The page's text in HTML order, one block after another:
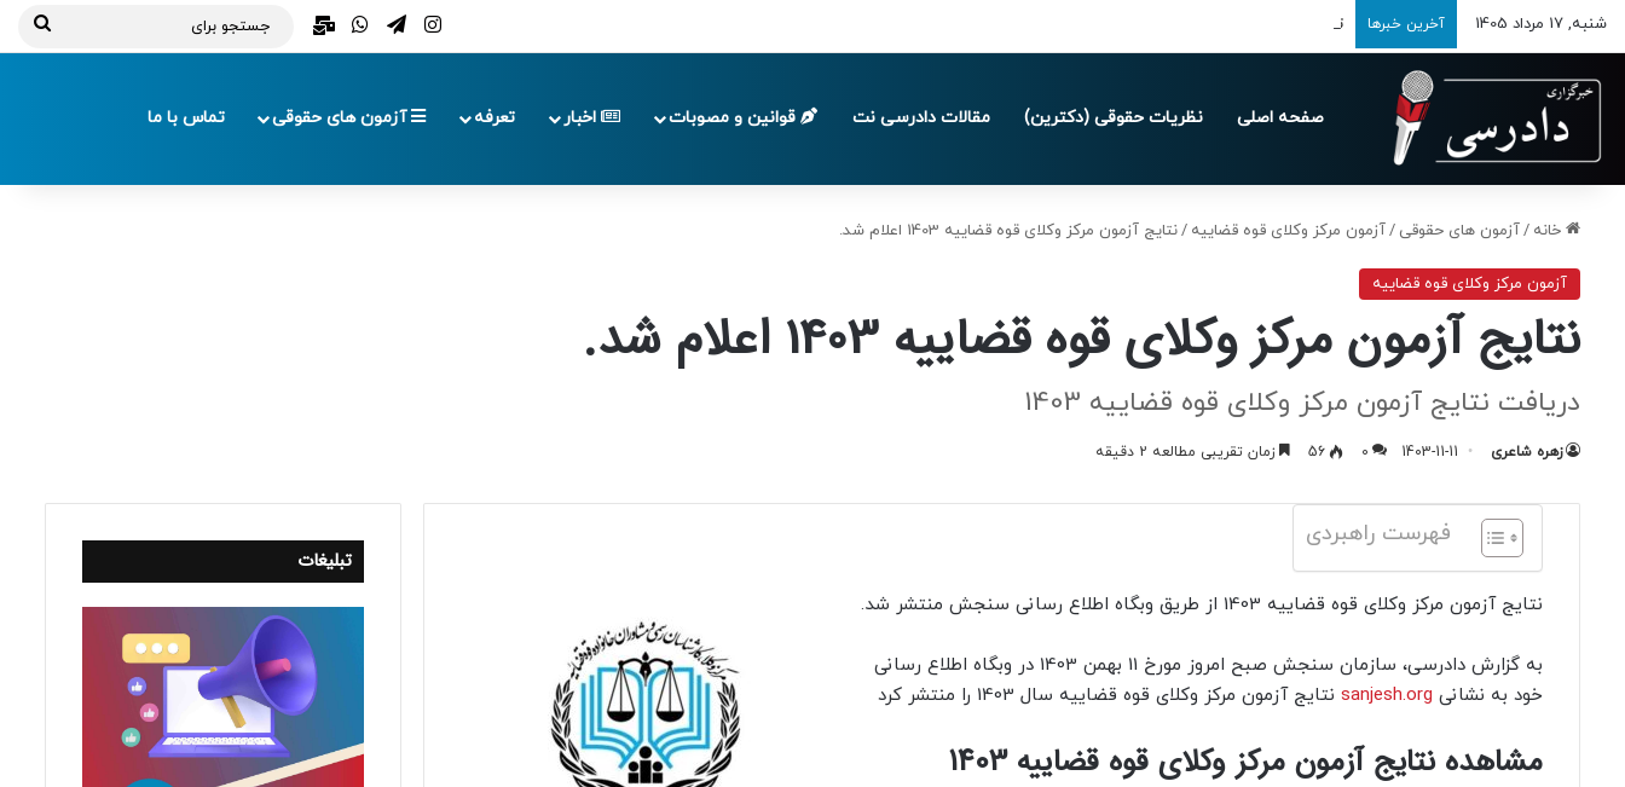
شنبه, 17 مرداد 1405 آخرین خبرها تمدید مهلت ارسال اظهارنامه‌های مالیاتی تا پایان تابستان 1405 اینستاگرام
تلگرامواتس آپ
ایمیل
صفحه اصلی نظریات حقوقی (دکترین) مقالات دادرسی نت قوانین و مصوبات اخبار تعرفه آزمون های حقوقی تماس با ما
خانه /آزمون های حقوقی /آزمون مرکز وکلای قوه قضاییه /نتایج آزمون مرکز وکلای قوه قضاییه 1403 اعلام شد.
آزمون مرکز وکلای قوه قضاییه
نتایج آزمون مرکز وکلای قوه قضاییه 1403 اعلام شد.
دریافت نتایج آزمون مرکز وکلای قوه قضاییه 1403
زهره شاعری 1403-11-11
0
56 زمان تقریبی مطالعه 2 دقیقه
فهرست راهبردی
نتایج آزمون مرکز وکلای قوه قضاییه 1403 از طریق وبگاه اطلاع رسانی سنجش منتشر شد.
به گزارش دادرسی، سازمان سنجش صبح امروز مورخ 11 بهمن 1403 در وبگاه اطلاع رسانی
خود به نشانی sanjesh.org نتایج آزمون مرکز وکلای قوه قضاییه سال 1403 را منتشر کرد
مشاهده نتایج آزمون مرکز وکلای قوه قضاییه 1403
تبلیغات